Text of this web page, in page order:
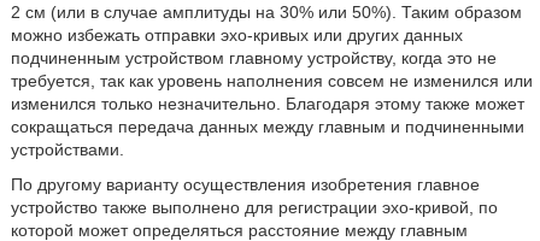
2 см (или в случае амплитуды на 30% или 50%). Таким образом
можно избежать отправки эхо-кривых или других данных
подчиненным устройством главному устройству, когда это не
требуется, так как уровень наполнения совсем не изменился или
изменился только незначительно. Благодаря этому также может
сокращаться передача данных между главным и подчиненными
устройствами.
По другому варианту осуществления изобретения главное
устройство также выполнено для регистрации эхо-кривой, по
которой может определяться расстояние между главным